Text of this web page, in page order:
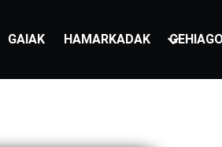
GAIAK HAMARKADAK GEHIAGO